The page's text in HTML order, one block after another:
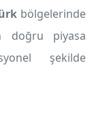
bölgelerinde
doğru piyasa
şekilde